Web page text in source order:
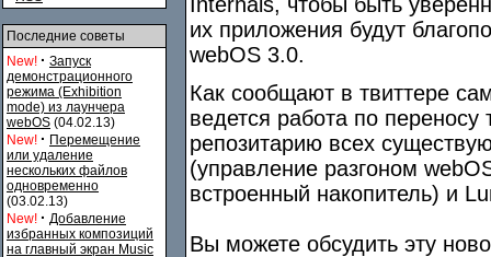
Последние советы
New! · Запуск
демонстрационного
режима (Exhibition
mode) из лаунчера
webOS (04.02.13)
New! · Перемещение
или удаление
нескольких файлов
одновременно
(03.02.13)
New! · Добавление
избранных композиций
на главный экран Music
их приложения будут
webOS 3.0.
Как сообщают в твиттере
ведется работа по
репозитарию всех
(управление разгоном
встроенный накопитель) и
Вы можете обсудить эту